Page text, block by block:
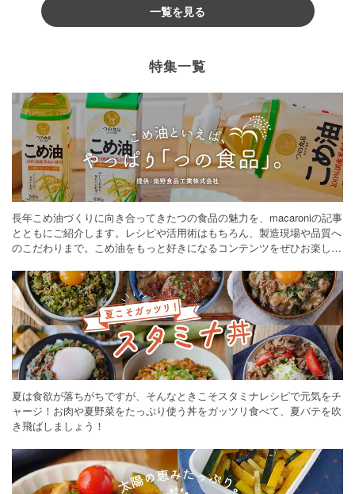
一覧を見る
特集一覧
長年こめ油づくりに向き合ってきたつの食品の魅力を、macaroniの記事
とともにご紹介します。レシピや活用術はもちろん、製造現場や品質へ
のこだわりまで。こめ油をもっと好きになるコンテンツをぜひお楽しみ
夏は食欲が落ちがちですが、そんなときこそスタミナレシピで元気をチ
ャージ！お肉や夏野菜をたっぷり使う丼をガッツリ食べて、夏バテを吹
き飛ばしましょう！